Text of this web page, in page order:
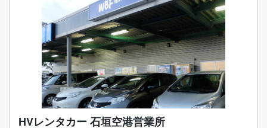
HVレンタカー 石垣空港営業所